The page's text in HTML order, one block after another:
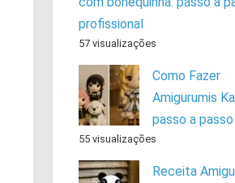
profissional
57 visualizações
Como Fazer
Amigurumis
passo a passo
55 visualizações
Receita